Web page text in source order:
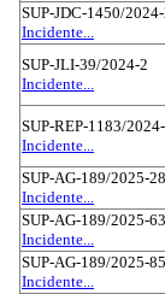
SUP-JDC-1450/
Incidente...
SUP-JLI-39/2024-2
Incidente...
SUP-REP-1183/
Incidente...
SUP-AG-189/2025-28
Incidente...
SUP-AG-189/2025-63
Incidente...
SUP-AG-189/2025-85
Incidente...